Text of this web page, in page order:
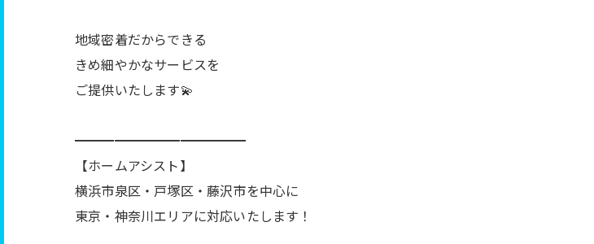
地域密着だからできる
きめ細やかなサービスを
ご提供いたします💫
━━━━━━━━━━━━━
【ホームアシスト】
横浜市泉区・戸塚区・藤沢市を中心に
東京・神奈川エリアに対応いたします！